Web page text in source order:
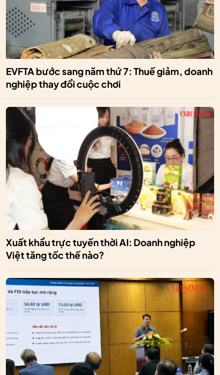
EVFTA bước sang năm thứ 7: Thuế giảm, doanh
nghiệp thay đổi cuộc chơi
Xuất khẩu trực tuyến thời AI: Doanh nghiệp
Việt tăng tốc thế nào?